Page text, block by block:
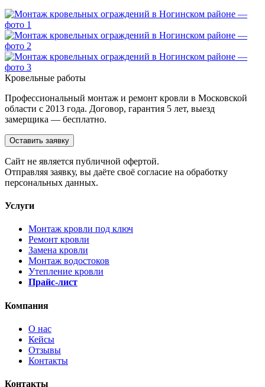
Кровельные работы
Профессиональный монтаж и ремонт кровли в Московской
области с 2013 года. Договор, гарантия 5 лет, выезд
замерщика — бесплатно.
Оставить заявку
Cайт не является публичной офертой.
Отправляя заявку, вы даёте своё согласие на обработку
персональных данных.
Услуги
Монтаж кровли под ключ
Ремонт кровли
Замена кровли
Монтаж водостоков
Утепление кровли
Прайс-лист
Компания
О нас
Кейсы
Отзывы
Контакты
Контакты